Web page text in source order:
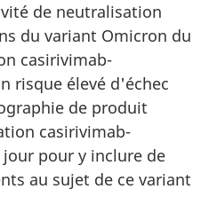
de neutralisation
du variant Omicron du
casirivimab-
risque élevé d'échec
de produit
casirivimab-
pour y inclure de
au sujet de ce variant